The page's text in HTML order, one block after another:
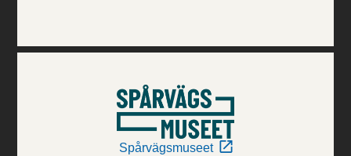
Spårvägsmuseet